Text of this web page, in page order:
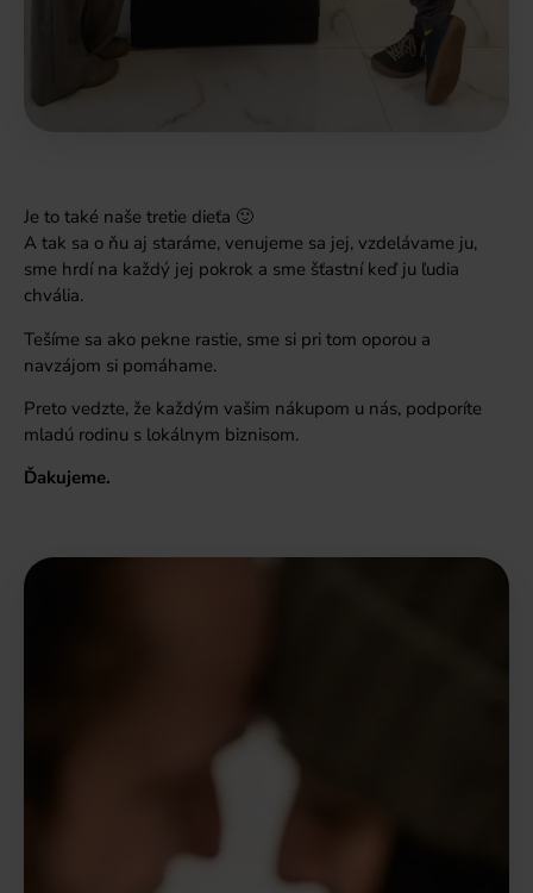
Je to také naše tretie dieťa 🙂
A tak sa o ňu aj staráme, venujeme sa jej, vzdelávame ju,
sme hrdí na každý jej pokrok a sme šťastní keď ju ľudia
chvália.
Tešíme sa ako pekne rastie, sme si pri tom oporou a
navzájom si pomáhame.
Preto vedzte, že každým vašim nákupom u nás, podporíte
mladú rodinu s lokálnym biznisom.
Ďakujeme.